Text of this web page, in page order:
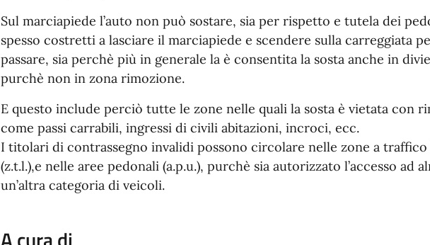
Sul marciapiede l’auto non può sostare, sia per rispetto e tutela dei
spesso costretti a lasciare il marciapiede e scendere sulla carreggiata
passare, sia perchè più in generale la è consentita la sosta anche in
purchè non in zona rimozione.
E questo include perciò tutte le zone nelle quali la sosta è vietata con
come passi carrabili, ingressi di civili abitazioni, incroci, ecc.
I titolari di contrassegno invalidi possono circolare nelle zone a
(z.t.l.),e nelle aree pedonali (a.p.u.), purchè sia autorizzato l’accesso ad
un’altra categoria di veicoli.